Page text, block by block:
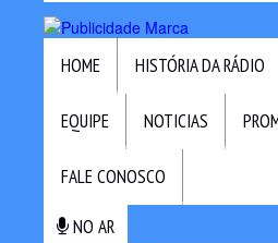
HOME HISTÓRIA DA RÁDIO
EQUIPE NOTICIAS
FALE CONOSCO
NO AR